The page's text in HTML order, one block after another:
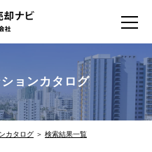
ョンカタログ
カタログ ＞ 検索結果一覧